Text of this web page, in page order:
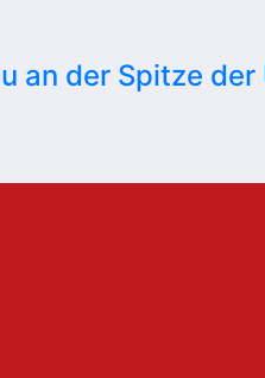
an der Spitze der